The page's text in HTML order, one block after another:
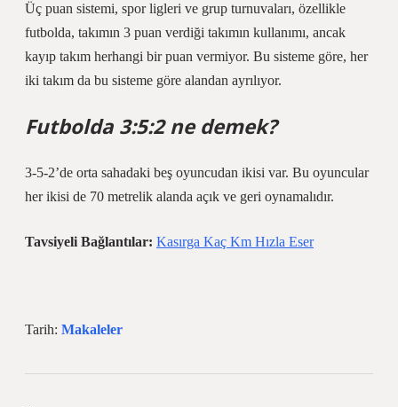
Üç puan sistemi, spor ligleri ve grup turnuvaları, özellikle
futbolda, takımın 3 puan verdiği takımın kullanımı, ancak
kayıp takım herhangi bir puan vermiyor. Bu sisteme göre, her
iki takım da bu sisteme göre alandan ayrılıyor.
Futbolda 3:5:2 ne demek?
3-5-2’de orta sahadaki beş oyuncudan ikisi var. Bu oyuncular
her ikisi de 70 metrelik alanda açık ve geri oynamalıdır.
Tavsiyeli Bağlantılar: Kasırga Kaç Km Hızla Eser
Tarih: Makaleler